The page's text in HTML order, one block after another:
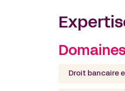
Droit bancaire